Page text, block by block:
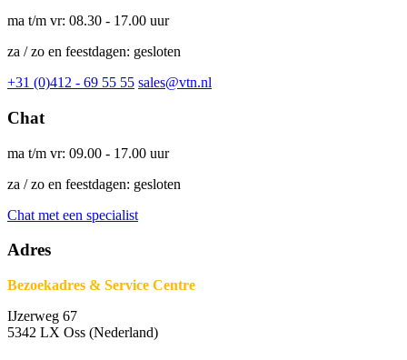
ma t/m vr: 08.30 - 17.00 uur
za / zo en feestdagen: gesloten
+31 (0)412 - 69 55 55 sales@vtn.nl
Chat
ma t/m vr: 09.00 - 17.00 uur
za / zo en feestdagen: gesloten
Chat met een specialist
Adres
Bezoekadres & Service Centre
IJzerweg 67
5342 LX Oss (Nederland)